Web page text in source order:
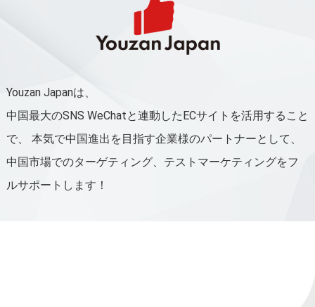
Youzan Japanは、
中国最大のSNS WeChatと連動したECサイトを活用すること
で、
本気で中国進出を目指す企業様のパートナーとして、
中国市場でのターゲティング、テストマーケティングをフ
ルサポートします！